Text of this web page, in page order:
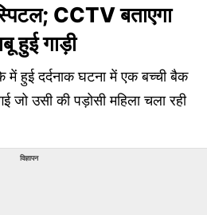
CCTV बताएगा
हुई गाड़ी
में हुई दर्दनाक घटना में एक बच्ची बैक
जो उसी की पड़ोसी महिला चला रही
विज्ञापन